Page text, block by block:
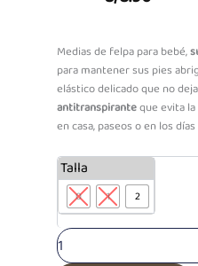
Medias de felpa para bebé,
para mantener sus pies
elástico delicado que no
antitranspiranteque evita
en casa, paseos o en los
Talla
0 1 2
Media
Felpa
Rosado
Balerina
Corazón
cantidad